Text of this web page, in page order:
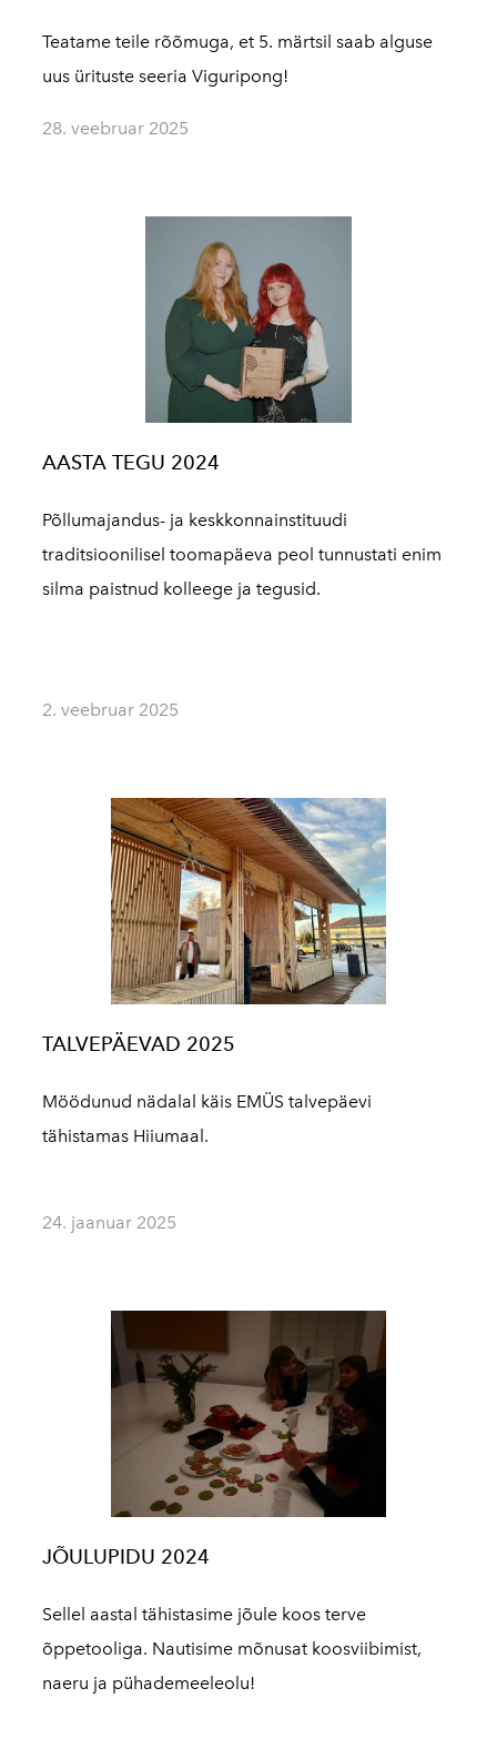
Teatame teile rõõmuga, et 5. märtsil saab alguse
uus ürituste seeria Viguripong!
28. veebruar 2025
AASTA TEGU 2024
Põllumajandus- ja keskkonnainstituudi
traditsioonilisel toomapäeva peol tunnustati enim
silma paistnud kolleege ja tegusid.
2. veebruar 2025
TALVEPÄEVAD 2025
Möödunud nädalal käis EMÜS talvepäevi
tähistamas Hiiumaal.
24. jaanuar 2025
JÕULUPIDU 2024
Sellel aastal tähistasime jõule koos terve
õppetooliga. Nautisime mõnusat koosviibimist,
naeru ja pühademeeleolu!